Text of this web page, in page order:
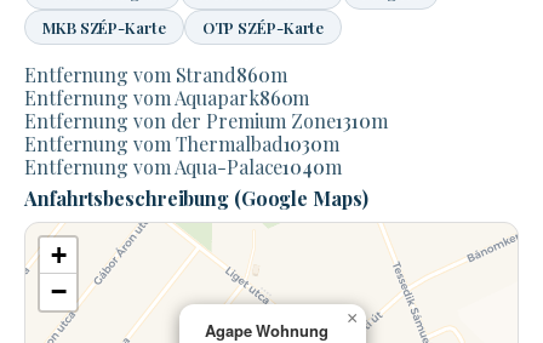
MKB SZÉP-Karte
OTP SZÉP-Karte
Entfernung vom Strand860m
Entfernung vom Aquapark860m
Entfernung von der Premium Zone1310m
Entfernung vom Thermalbad1030m
Entfernung vom Aqua-Palace1040m
Anfahrtsbeschreibung (Google Maps)
Agape Wohnung
×
+
−